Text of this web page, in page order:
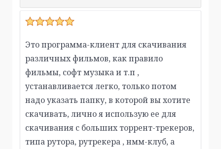
Это программа-клиент для скачивания
различных фильмов, как правило
фильмы, софт музыка и т.п ,
устанавливается легко, только потом
надо указать папку, в которой вы хотите
скачивать, лично я использую ее для
скачивания с больших торрент-трекеров,
типа рутора, рутрекера , нмм-клуб, а